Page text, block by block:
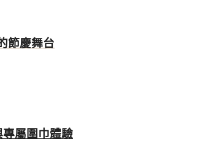
節慶舞台
屬圍巾體驗